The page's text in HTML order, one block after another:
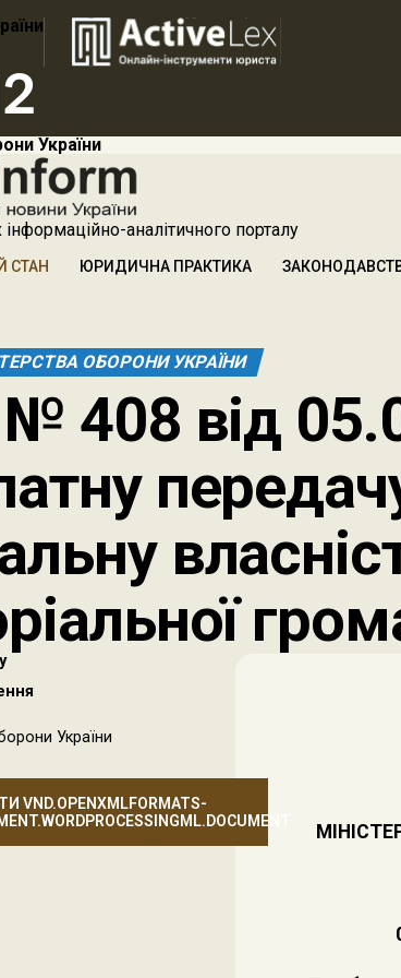
України
аналітичного порталу
СТАН ЮРИДИЧНА ПРАКТИКА
ОБОРОНИ УКРАЇНИ
408 від
України
VND.OPENXMLFORMATS-